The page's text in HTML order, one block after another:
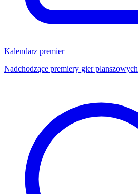
Kalendarz premier
Nadchodzące premiery gier planszowych